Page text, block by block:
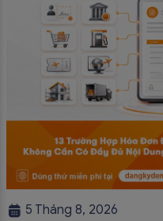
5 Tháng 8, 2026